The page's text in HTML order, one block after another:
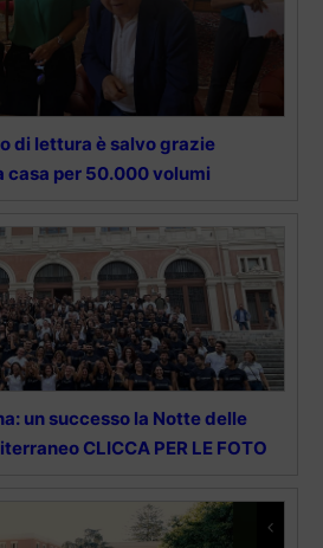
di lettura è salvo grazie
casa per 50.000 volumi
un successo la Notte delle
CLICCA PER LE FOTO